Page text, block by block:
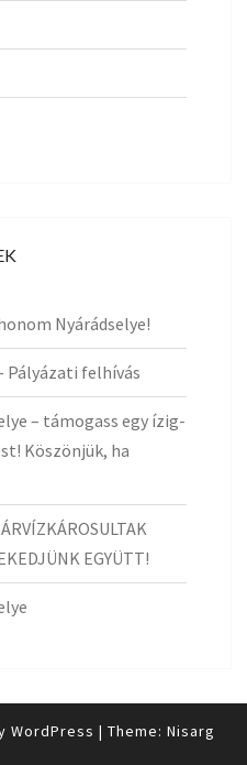
Nyárádselye!
Pályázati felhívás
– támogass egy ízig-
Köszönjük, ha
EGYÜTT!
WordPress | Theme: Nisarg